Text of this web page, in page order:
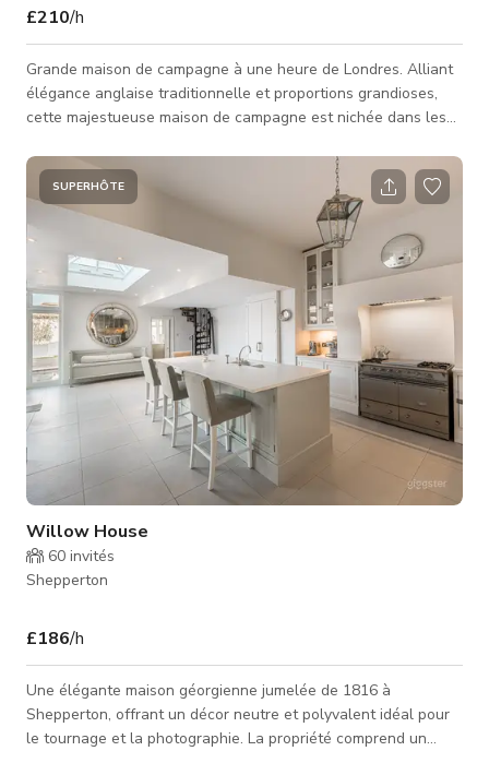
£210/h
Grande maison de campagne à une heure de Londres. Alliant
élégance anglaise traditionnelle et proportions grandioses,
cette majestueuse maison de campagne est nichée dans les
privée et sinueuse sur 3,5 acres de jardins formels. Elle
dispose de six suites chambres, un court de tennis, une piscine
chauffée, des foyers, une cabine barbecue, un trampoline
fermé extra-large et une pelouse de croquet.
SUPERHÔTE
Willow House
60 invités
Shepperton
£186/h
Une élégante maison géorgienne jumelée de 1816 à
Shepperton, offrant un décor neutre et polyvalent idéal pour
le tournage et la photographie. La propriété comprend un